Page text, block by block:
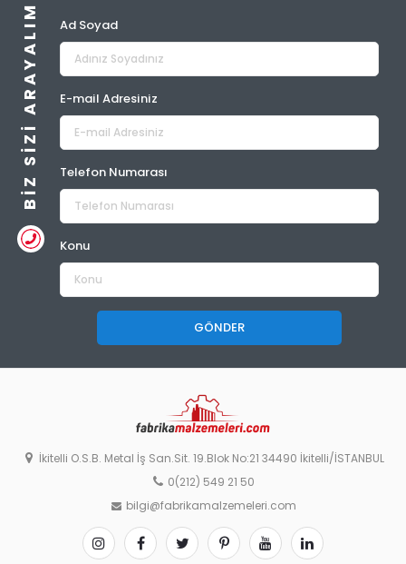
BIZ SIZI ARAYALIM Ad Soyad
E-mail Adresiniz
Telefon Numarası
Konu
GÖNDER
İkitelli O.S.B. Metal İş San.Sit. 19.Blok No:21 34490 İkitelli/İSTANBUL
0(212) 549 21 50
bilgi@fabrikamalzemeleri.com